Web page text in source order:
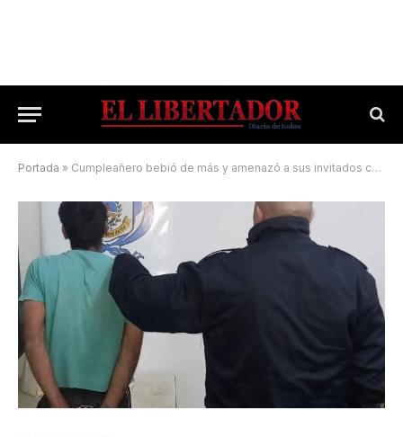
Portada » Cumpleañero bebió de más y amenazó a sus invitados con un machete